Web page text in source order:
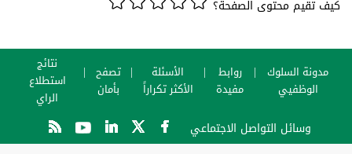
كيف تقيم محتوى الصفحة؟
مدونة السلوك
الوظفيي
روابط
مفيدة
الأسئلة
الأكثر تكراراً
تصفح
بأمان
نتائج
استطلاع
الراي
وسائل التواصل الاجتماعي